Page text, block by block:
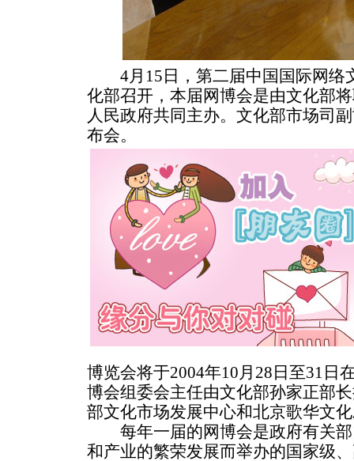
4月15日，第二届中国国际网络
化部召开，本届网博会是由文化部
人民政府共同主办。文化部市场司
布会。
博览会将于2004年10月28日至31日
博会组委会主任由文化部孙家正部
部文化市场发展中心和北京歌华文
每年一届的网博会是政府有关部
和产业的繁荣发展而举办的国家级